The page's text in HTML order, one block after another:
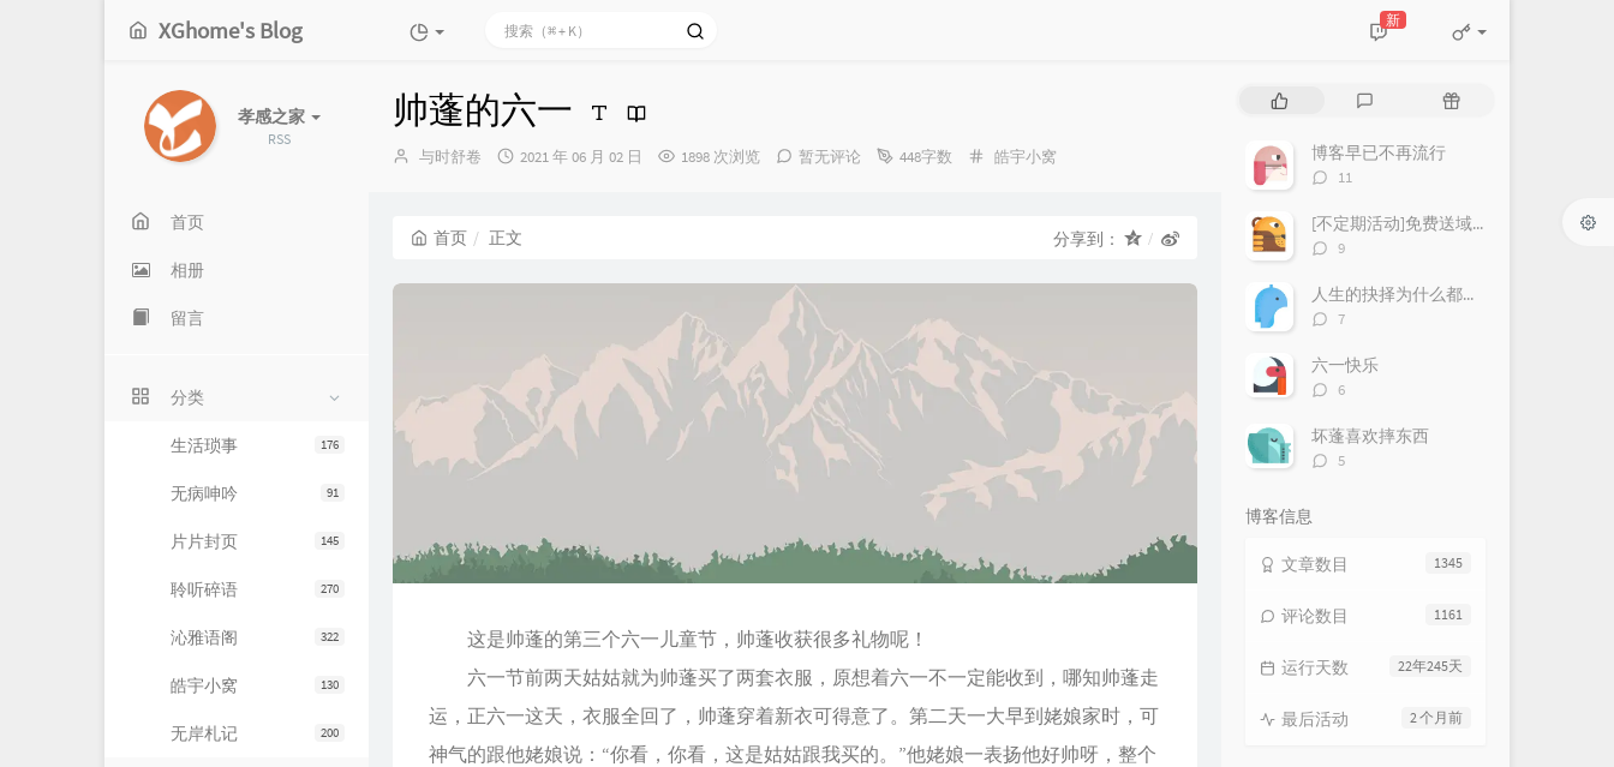
XGhome's Blog 新
孝感之家
RSS
首页
相册
留言
分类
176
生活琐事
91
无病呻吟
145
片片封页
270
聆听碎语
322
沁雅语阁
130
皓宇小窝
200
无岸札记
帅蓬的六一
博
与时舒卷
发
2021 年 06 月 02 日 1898 次浏览 暂无评论 448字数
分
皓宇小窝
首页 正文 分享到：
这是帅蓬的第三个六一儿童节，帅蓬收获很多礼物呢！
六一节前两天姑姑就为帅蓬买了两套衣服，原想着六一不一定能收到，哪知帅蓬走
运，正六一这天，衣服全回了，帅蓬穿着新衣可得意了。第二天一大早到姥娘家时，可
神气的跟他姥娘说：“你看，你看，这是姑姑跟我买的。”他姥娘一表扬他好帅呀，整个
评
随
博客早已不再流行
评
数：
11
[不定期活动]免费送域名或空间
评
数：
9
人生的抉择为什么都这么让人无奈？
评
数：
7
六一快乐
评
数：
6
坏蓬喜欢摔东西
评
5
博客信息
1345
文章数目
1161
评论数目
22年245天
运行天数
2 个月前
最后活动